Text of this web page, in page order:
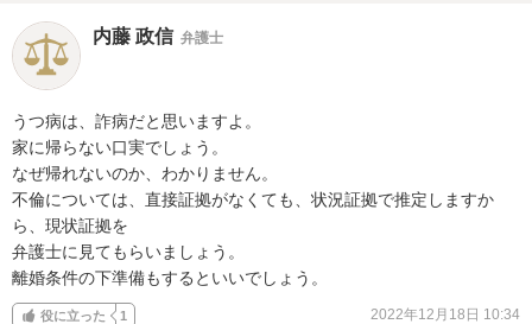
内藤 政信 弁護士
うつ病は、詐病だと思いますよ。
家に帰らない口実でしょう。
なぜ帰れないのか、わかりません。
不倫については、直接証拠がなくても、状況証拠で推定しますか
ら、現状証拠を
弁護士に見てもらいましょう。
離婚条件の下準備もするといいでしょう。
役に立った 1 2022年12月18日 10:34